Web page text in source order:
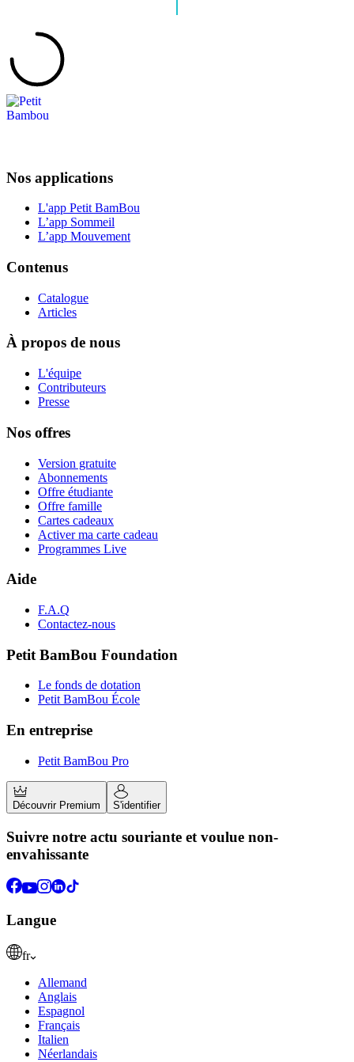
Nos applications
L'app Petit BamBou
L’app Sommeil
L’app Mouvement
Contenus
Catalogue
Articles
À propos de nous
L'équipe
Contributeurs
Presse
Nos offres
Version gratuite
Abonnements
Offre étudiante
Offre famille
Cartes cadeaux
Activer ma carte cadeau
Programmes Live
Aide
F.A.Q
Contactez-nous
Petit BamBou Foundation
Le fonds de dotation
Petit BamBou École
En entreprise
Petit BamBou Pro
Découvrir Premium S'identifier
Suivre notre actu souriante et voulue non-
envahissante
Langue
fr
Allemand
Anglais
Espagnol
Français
Italien
Néerlandais